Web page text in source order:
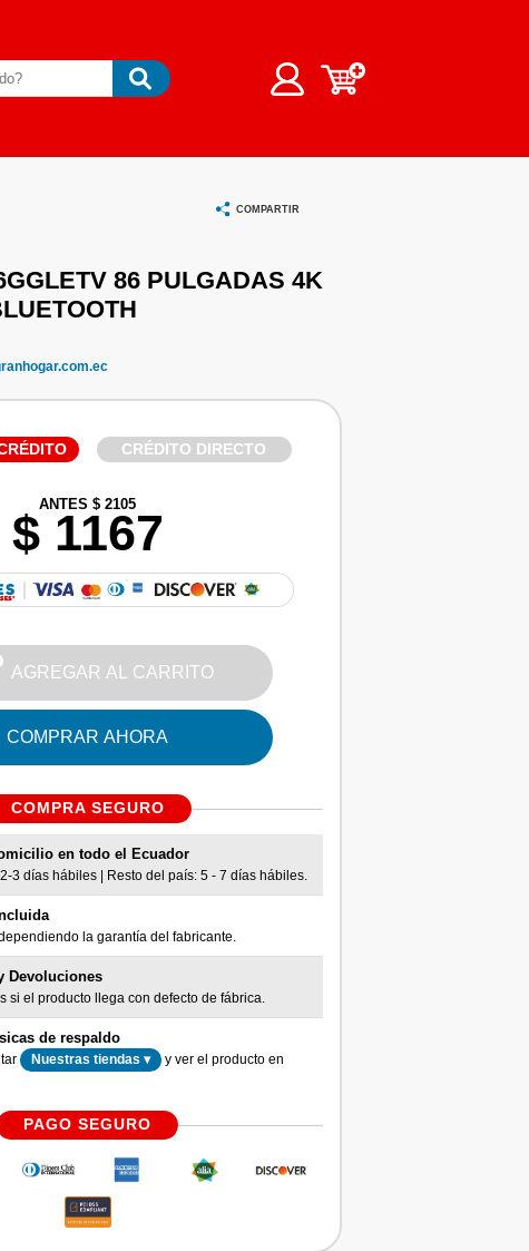
COMPARTIR
86 PULGADAS 4K
CRÉDITO DIRECTO
ANTES $ 2105
$ 1167
AGREGAR AL CARRITO
COMPRAR AHORA
COMPRA SEGURO
en todo el Ecuador
3 días hábiles | Resto del país: 5 - 7 días hábiles.
la garantía del fabricante.
Devoluciones
si el producto llega con defecto de fábrica.
de respaldo
Nuestras tiendas ▾
y ver el producto en
PAGO SEGURO